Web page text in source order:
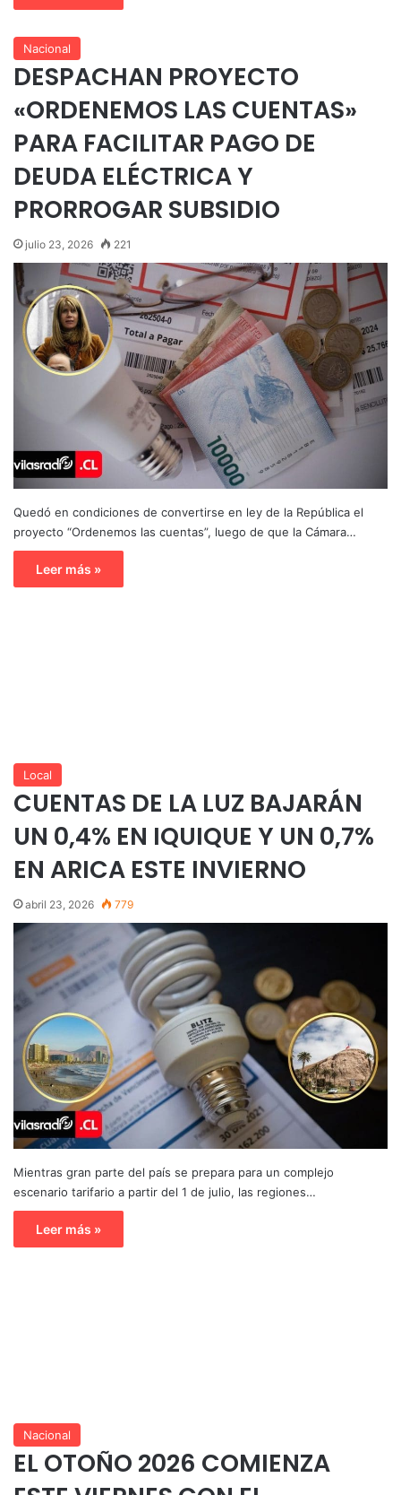
Nacional
DESPACHAN PROYECTO
«ORDENEMOS LAS CUENTAS»
PARA FACILITAR PAGO DE
DEUDA ELÉCTRICA Y
PRORROGAR SUBSIDIO
julio 23, 2026 221
Quedó en condiciones de convertirse en ley de la República el
proyecto “Ordenemos las cuentas”, luego de que la Cámara…
Leer más »
Local
CUENTAS DE LA LUZ BAJARÁN
UN 0,4% EN IQUIQUE Y UN 0,7%
EN ARICA ESTE INVIERNO
abril 23, 2026 779
Mientras gran parte del país se prepara para un complejo
escenario tarifario a partir del 1 de julio, las regiones…
Leer más »
Nacional
EL OTOÑO 2026 COMIENZA